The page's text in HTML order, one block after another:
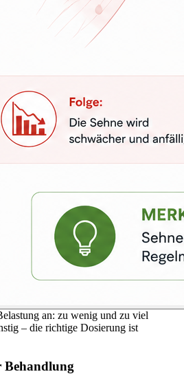
an: zu wenig und zu viel
– die richtige Dosierung ist
Behandlung